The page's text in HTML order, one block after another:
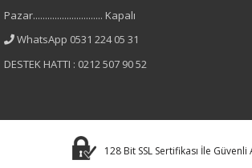
%40 Keten
%60 Viskon
Astar Durumu
Pazar............................. Kapalı
WhatsApp 0531 224 05 31
DESTEK HATTI : 0212 507 90 52
128 Bit SSL Sertifikası İle Güvenli